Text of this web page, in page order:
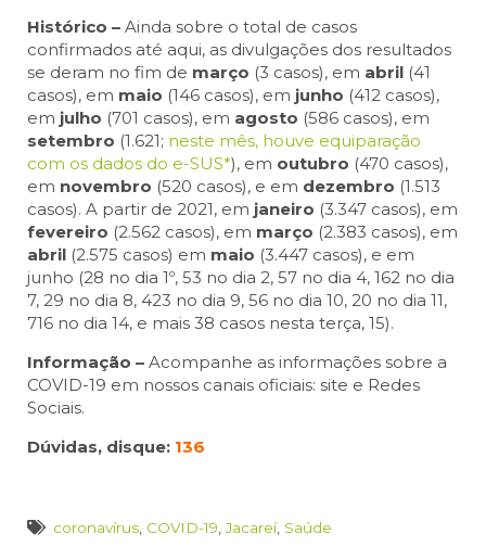
Histórico – Ainda sobre o total de casos
confirmados até aqui, as divulgações dos resultados
se deram no fim de março (3 casos), em abril (41
casos), em maio (146 casos), em junho (412 casos),
em julho (701 casos), em agosto (586 casos), em
setembro (1.621; neste mês, houve equiparação
com os dados do e-SUS*), em outubro (470 casos),
em novembro (520 casos), e em dezembro (1.513
casos). A partir de 2021, em janeiro (3.347 casos), em
fevereiro (2.562 casos), em março (2.383 casos), em
abril (2.575 casos) em maio (3.447 casos), e em
junho (28 no dia 1º, 53 no dia 2, 57 no dia 4, 162 no dia
7, 29 no dia 8, 423 no dia 9, 56 no dia 10, 20 no dia 11,
716 no dia 14, e mais 38 casos nesta terça, 15).
Informação – Acompanhe as informações sobre a
COVID-19 em nossos canais oficiais: site e Redes
Sociais.
Dúvidas, disque: 136
coronavírus COVID-19 ,Jacareí, Saúde